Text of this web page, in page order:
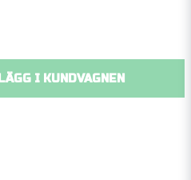
LÄGG I KUNDVAGNEN